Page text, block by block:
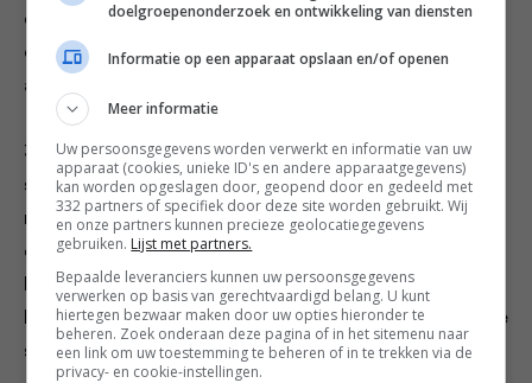
en een snufje zeezout erdoor, voeg al kloppend 6
eetlepels extra vergine olijfolie toe en giet vervolgens,
al kloppend, de barolo en azijn erbij.
3. Knijp de zoete uien uit hun krokante jasjes in een
serveerkom en trek ze een beetje uit elkaar. Bestrooi
met een snuf peper en zout en sprenkel de dressing
erover. Verdeel de bittere blaadjes erover en hussel de
boel met je vingers voorzichtig door elkaar. Stamp de
hazelnoten redelijk fijn in een vijzel en strooi ze over de
salade.
doelgroepenonderzoek en ontwikkeling van diensten
Informatie op een apparaat opslaan en/of openen
Meer informatie
Uw persoonsgegevens worden verwerkt en informatie van uw
apparaat (cookies, unieke ID's en andere apparaatgegevens)
kan worden opgeslagen door, geopend door en gedeeld met
332 partners of specifiek door deze site worden gebruikt. Wij
en onze partners kunnen precieze geolocatiegegevens
gebruiken. Lijst met partners.
Bepaalde leveranciers kunnen uw persoonsgegevens
verwerken op basis van gerechtvaardigd belang. U kunt
hiertegen bezwaar maken door uw opties hieronder te
beheren. Zoek onderaan deze pagina of in het sitemenu naar
een link om uw toestemming te beheren of in te trekken via de
privacy- en cookie-instellingen.